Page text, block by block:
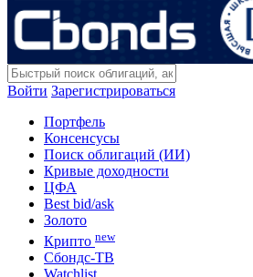
Войти Зарегистрироваться
Портфель
Консенсусы
Поиск облигаций (ИИ)
Кривые доходности
ЦФА
Best bid/ask
Золото
Крипто new
Сбондс-ТВ
Watchlist